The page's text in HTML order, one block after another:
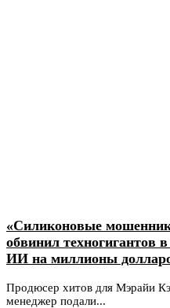
«Силиконовые
обвинил техногигантов
ИИ на миллионы
Продюсер хитов для Мэрайи
менеджер подали...